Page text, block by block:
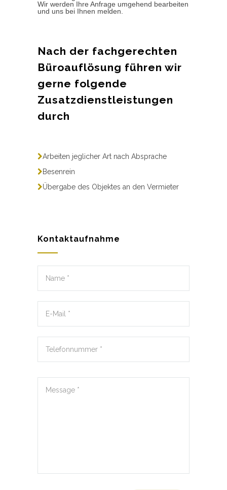
Wir werden Ihre Anfrage umgehend bearbeiten
und uns bei Ihnen melden.
Nach der fachgerechten
Büroauflösung führen wir
gerne folgende
Zusatzdienstleistungen
durch
Arbeiten jeglicher Art nach Absprache
Besenrein
Übergabe des Objektes an den Vermieter
Kontaktaufnahme